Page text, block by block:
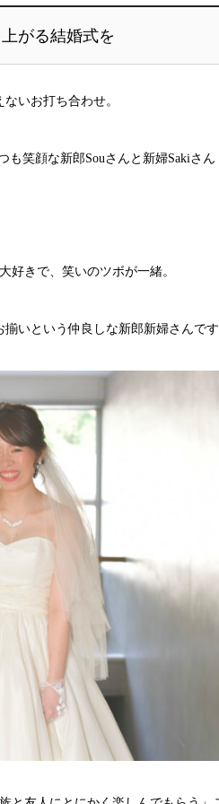
がる結婚式を
いお打ち合わせ。
も笑顔な新郎Souさんと新婦Sakiさん
好きで、笑いのツボが一緒。
いという仲良しな新郎新婦さんで